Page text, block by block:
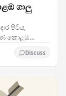
ගාලු
පිටිය,
කොළඹ
චලනශීලී අපූරු…
Discuss